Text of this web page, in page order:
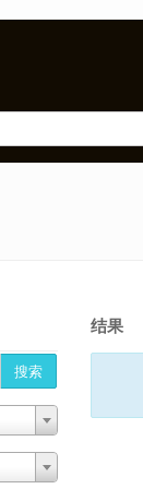
搜索
结果